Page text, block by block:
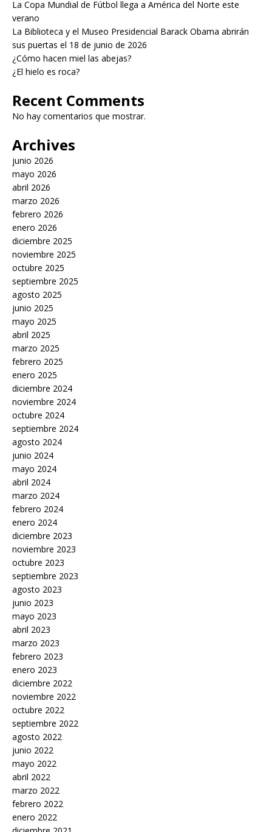
La Copa Mundial de Fútbol llega a América del Norte este
verano
La Biblioteca y el Museo Presidencial Barack Obama abrirán
sus puertas el 18 de junio de 2026
¿Cómo hacen miel las abejas?
¿El hielo es roca?
Recent Comments
No hay comentarios que mostrar.
Archives
junio 2026
mayo 2026
abril 2026
marzo 2026
febrero 2026
enero 2026
diciembre 2025
noviembre 2025
octubre 2025
septiembre 2025
agosto 2025
junio 2025
mayo 2025
abril 2025
marzo 2025
febrero 2025
enero 2025
diciembre 2024
noviembre 2024
octubre 2024
septiembre 2024
agosto 2024
junio 2024
mayo 2024
abril 2024
marzo 2024
febrero 2024
enero 2024
diciembre 2023
noviembre 2023
octubre 2023
septiembre 2023
agosto 2023
junio 2023
mayo 2023
abril 2023
marzo 2023
febrero 2023
enero 2023
diciembre 2022
noviembre 2022
octubre 2022
septiembre 2022
agosto 2022
junio 2022
mayo 2022
abril 2022
marzo 2022
febrero 2022
enero 2022